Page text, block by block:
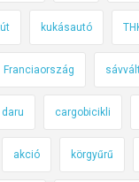
kukásautó
Franciaország
cargobicikli
akció körgyűrű